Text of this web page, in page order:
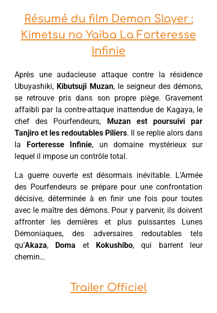
Résumé du film Demon Slayer :
Kimetsu no Yaiba La Forteresse
Infinie
Après une audacieuse attaque contre la résidence
Ubuyashiki, Kibutsuji Muzan, le seigneur des démons,
se retrouve pris dans son propre piège. Gravement
affaibli par la contre-attaque inattendue de Kagaya, le
chef des Pourfendeurs,
Muzan est poursuivi par
Tanjiro et les redoutables Piliers. Il se replie alors dans
la
Forteresse Infinie, un domaine mystérieux sur
lequel il impose un contrôle total.
La guerre ouverte est désormais inévitable. L’Armée
des Pourfendeurs se prépare pour une confrontation
décisive, déterminée à en finir une fois pour toutes
avec le maître des démons. Pour y parvenir, ils doivent
affronter les dernières et plus puissantes Lunes
Démoniaques, des adversaires redoutables tels
qu’Akaza, Doma et Kokushibo, qui barrent leur
chemin…
Trailer Officiel